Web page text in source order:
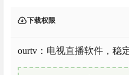
下载权限
ourtv：电视直播软件，稳